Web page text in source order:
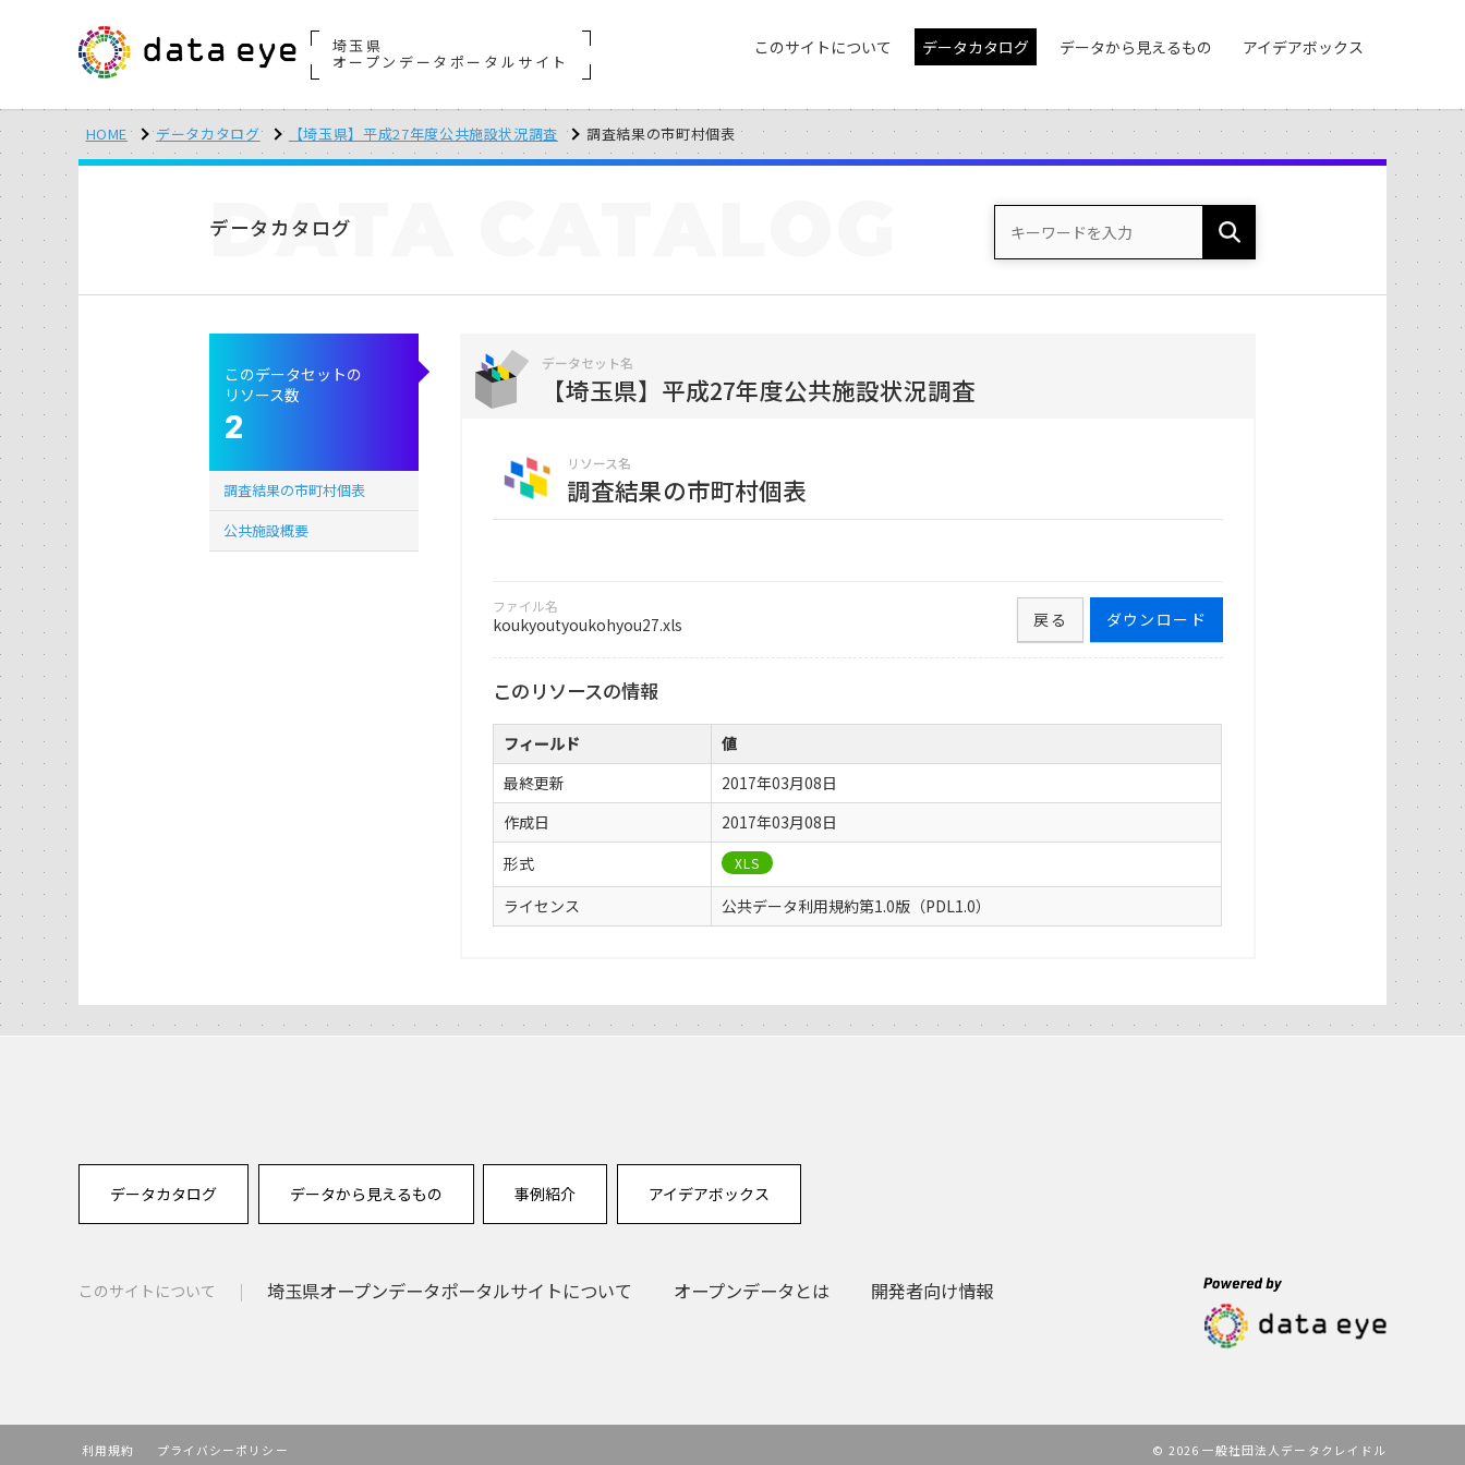
埼玉県
オープンデータポータルサイト
このサイトについて データカタログ データから見えるもの アイデアボックス
HOME データカタログ 【埼玉県】平成27年度公共施設状況調査 調査結果の市町村個表
データカタログ
DATA
データセット名
【埼玉県】平成27年度公共施設状況調査
リソース名
調査結果の市町村個表
ファイル名
koukyoutyoukohyou27.xls ダウンロード
戻る
このリソースの情報
フィールド
値
最終更新
2017年03月08日
作成日
2017年03月08日
形式
XLS
ライセンス 公共データ利用規約第1.0版（PDL1.0）
このデータセットの
リソース数
2
調査結果の市町村個表
公共施設概要
データカタログ データから見えるもの 事例紹介 アイデアボックス
このサイトについて 埼玉県オープンデータポータルサイトについて オープンデータとは 開発者向け情報
利用規約 プライバシーポリシー © 2026 一般社団法人データクレイドル